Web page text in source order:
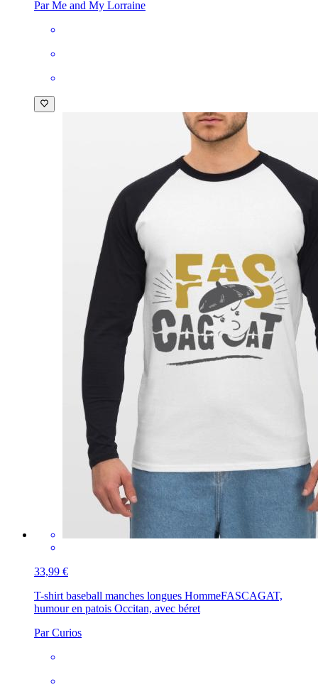
Par Me and My Lorraine
33,99 €
T-shirt baseball manches longues HommeFASCAGAT,
humour en patois Occitan, avec béret
Par Curios